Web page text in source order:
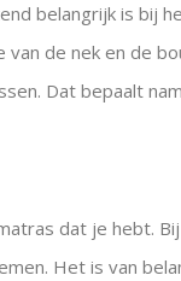
belangrijk is bij
de nek en de
Dat bepaalt
dat je hebt.
Het is van